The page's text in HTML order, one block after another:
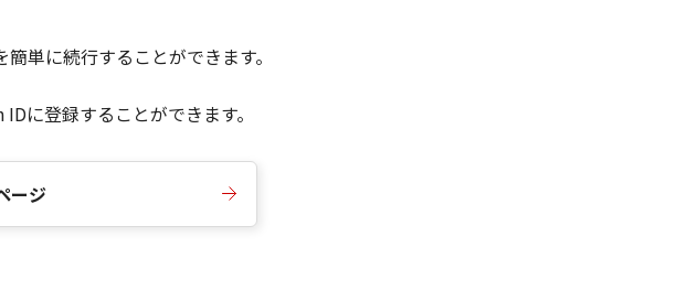
単に続行することができます。
に登録することができます。
ージ